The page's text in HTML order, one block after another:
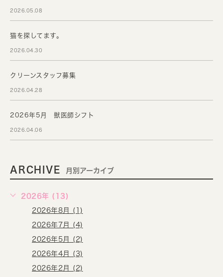
2026.05.08
猫を探してます。
2026.04.30
クリーンスタッフ募集
2026.04.28
2026年5月 獣医師シフト
2026.04.06
ARCHIVE 月別アーカイブ
2026年 (13)
2026年8月 (1)
2026年7月 (4)
2026年5月 (2)
2026年4月 (3)
2026年2月 (2)